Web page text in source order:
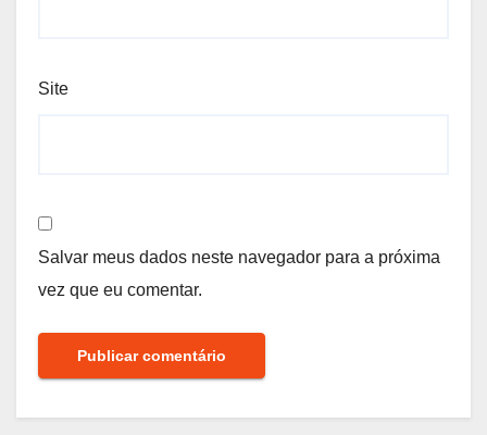
Site
Salvar meus dados neste navegador para a próxima
vez que eu comentar.